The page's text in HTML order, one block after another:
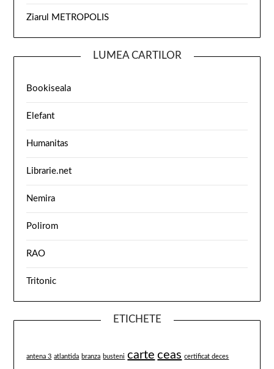
Ziarul METROPOLIS
LUMEA CARTILOR
Bookiseala
Elefant
Humanitas
Librarie.net
Nemira
Polirom
RAO
Tritonic
ETICHETE
antena 3 atlantida branza busteni carte ceas certificat deces